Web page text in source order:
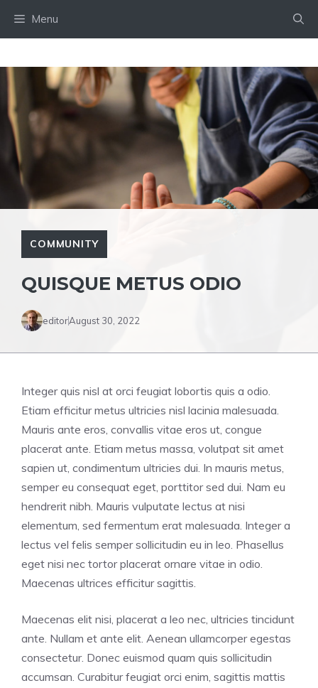
Menu
COMMUNITY
QUISQUE METUS ODIO
editorAugust 30, 2022
Integer quis nisl at orci feugiat lobortis quis a odio.
Etiam efficitur metus ultricies nisl lacinia malesuada.
Mauris ante eros, convallis vitae eros ut, congue
placerat ante. Etiam metus massa, volutpat sit amet
sapien ut, condimentum ultricies dui. In mauris metus,
semper eu consequat eget, porttitor sed dui. Nam eu
hendrerit nibh. Mauris vulputate lectus at nisi
elementum, sed fermentum erat malesuada. Integer a
lectus vel felis semper sollicitudin eu in leo. Phasellus
eget nisi nec tortor placerat ornare vitae in odio.
Maecenas ultrices efficitur sagittis.
Maecenas elit nisi, placerat a leo nec, ultricies tincidunt
ante. Nullam et ante elit. Aenean ullamcorper egestas
consectetur. Donec euismod quam quis sollicitudin
accumsan. Curabitur feugiat orci enim, sagittis mattis